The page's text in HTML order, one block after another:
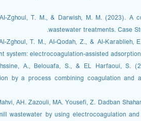
Zghoul, T. M., & Darwish, M. M. (2023). A
wastewater treatments. Case
Zghoul, T. M., AI-Qodah, Z., & Al-
system: electrocoagulation-assisted
A., Belouafa, S., & EL Harfaoui, S.
by a process combining coagulation
AH. Zazouli, MA. Yousefi, Z. Dadban
wastewater by using electrocoagulation